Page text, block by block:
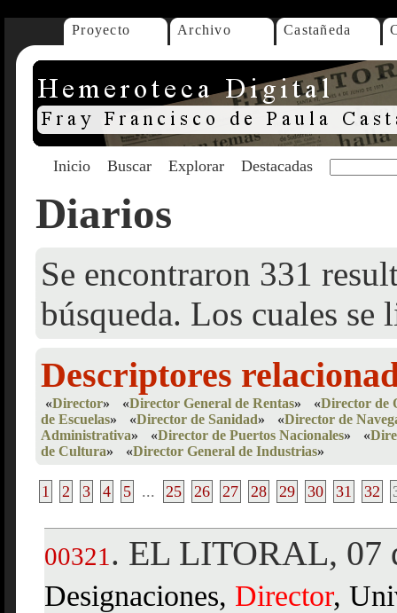
Proyecto Archivo Castañeda
Inicio Buscar Explorar Destacadas
Diarios
Se encontraron 331
búsqueda. Los cuales se
Descriptores
«Director» «Director General de Rentas» «Director de
de Escuelas» «Director de Sanidad» «Director de
Administrativa» «Director de Puertos Nacionales» «
de Cultura» «Director General de Industrias»
1 2 3 4 5 ... 25 26 27 28 29 30 31 32
00321 . EL LITORAL, 07
Designaciones, Director,